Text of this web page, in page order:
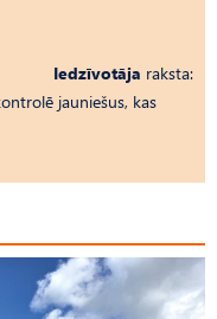
Iedzīvotāja raksta:
jauniešus, kas